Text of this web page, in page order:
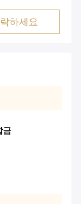
하세요
금